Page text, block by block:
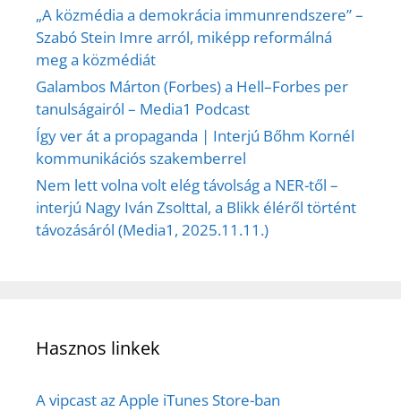
„A közmédia a demokrácia immunrendszere” –
Szabó Stein Imre arról, miképp reformálná
meg a közmédiát
Galambos Márton (Forbes) a Hell–Forbes per
tanulságairól – Media1 Podcast
Így ver át a propaganda | Interjú Bőhm Kornél
kommunikációs szakemberrel
Nem lett volna volt elég távolság a NER-től –
interjú Nagy Iván Zsolttal, a Blikk éléről történt
távozásáról (Media1, 2025.11.11.)
Hasznos linkek
A vipcast az Apple iTunes Store-ban